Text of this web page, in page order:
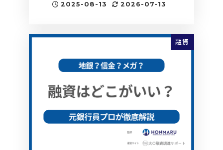
投稿日
2025-08-13
更新日
2026-07-13
融資